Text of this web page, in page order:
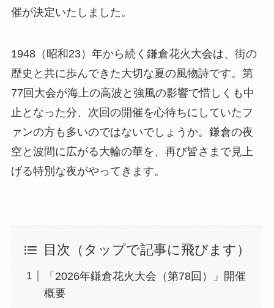
催が決定いたしました。
1948（昭和23）年から続く鎌倉花火大会は、街の
歴史と共に歩んできた大切な夏の風物詩です。第
77回大会が海上の高波と強風の影響で惜しくも中
止となった分、次回の開催を心待ちにしていたフ
ァンの方も多いのではないでしょうか。鎌倉の夜
空と波間に広がる大輪の華を、再び皆さまで見上
げる特別な夜がやってきます。
目次（タップで記事に飛びます）
「2026年鎌倉花火大会（第78回）」開催
概要